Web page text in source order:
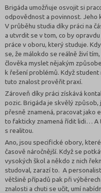
Brigáda umožňuje osvojit si
odpovědnost a povinnost. Jeho
V průběhu studia díky práci na
a utvrdit se v tom, co by
práce v oboru, který studuje.
se, že málokdo se reálně živí
člověka myslet nějakým
k řešení problémů. Když
tuto znalost prověřit praxí.
Zároveň díky práci získává
pozic. Brigáda je skvělý
přesně znamená, pracovat jako
to fakticky znamená řídit lidi… A
s realitou.
Ano, jsou specifické obory,
časově náročnější. Když se
vysokých škol a někdo z nich
studoval, zarazí to. A
většině případů pak při
znalosti a chuti se učit, umí